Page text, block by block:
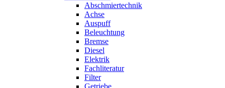
Abschmiertechnik
Achse
Auspuff
Beleuchtung
Bremse
Diesel
Elektrik
Fachliteratur
Filter
Getriebe